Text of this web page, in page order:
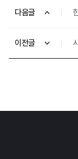
다음글
이전글